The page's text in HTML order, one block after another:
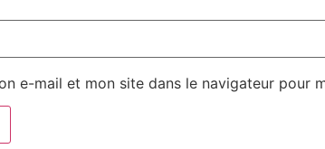
e-mail et mon site dans le navigateur pour